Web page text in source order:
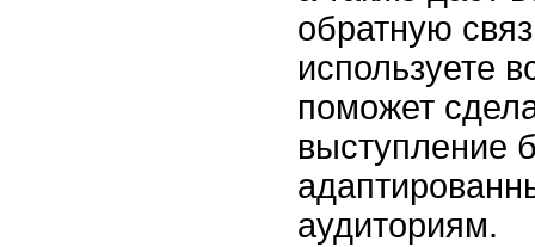
обратную
используете
поможет
выступление
аудиториям.